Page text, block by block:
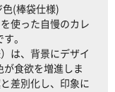
(棒袋仕様)
使った自慢のカレ
。
は、背景にデザイ
食欲を増進しま
差別化し、印象に